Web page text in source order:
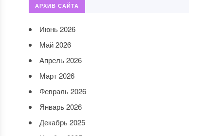
АРХИВ САЙТА
Июнь 2026
Май 2026
Апрель 2026
Март 2026
Февраль 2026
Январь 2026
Декабрь 2025